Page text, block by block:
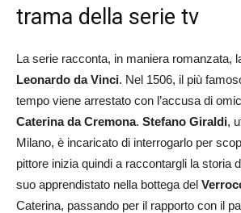
trama della serie tv
La serie racconta, in maniera romanzata,
Leonardo da Vinci. Nel 1506, il più
tempo viene arrestato con l’accusa di
Caterina da Cremona. Stefano Giraldi,
Milano, è incaricato di interrogarlo per
pittore inizia quindi a raccontargli la storia
suo apprendistato nella bottega del
Caterina, passando per il rapporto con il